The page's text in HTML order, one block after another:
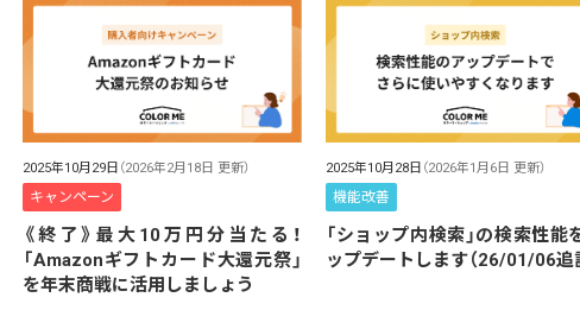
2025年10月29日 （2026年2月18日 更新）
キャンペーン
《終了》最大10万円分当たる！
「Amazonギフトカード大還元祭」
を年末商戦に活用しましょう
2025年10月28日 （2026年1月6日 更新）
機能改善
「ショップ内検索」の検索性能
ップデートします（26/01/06追